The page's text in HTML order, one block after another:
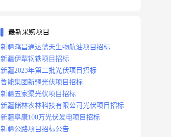
最新采购项目
新疆鸿昌通达蓝天生物航油项目招标
新疆伊犁钢铁项目招标
新疆2023年第二批光伏项目招标
鲁能集团新疆光伏项目招标
新疆五家渠光伏项目招标
新疆储林农林科技有限公司光伏项目招标
新疆阜康100万光伏发电项目招标
新疆公路项目招标公告